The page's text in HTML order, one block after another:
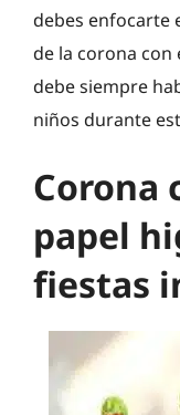
debes enfocarte
de la corona con
debe siempre
niños durante
Corona
papel
fiestas